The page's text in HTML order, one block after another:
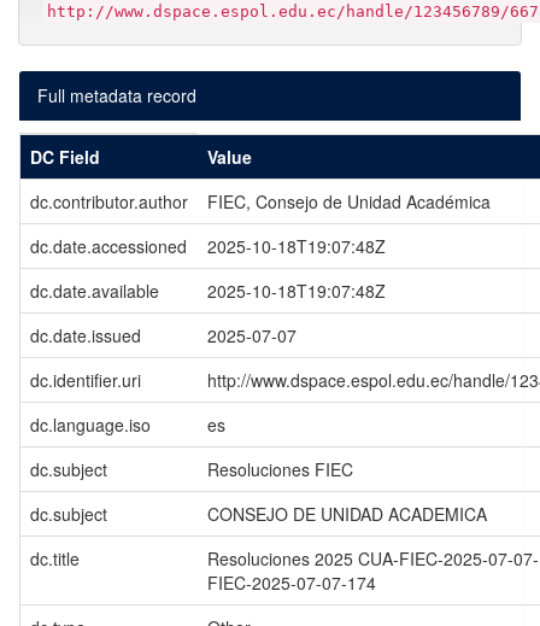
http://www.dspace.espol.edu.ec/handle/123456789/
Full metadata record
DC Field
Value
dc.contributor.author
FIEC, Consejo de Unidad Académica
dc.date.accessioned
2025-10-18T19:07:48Z
dc.date.available
2025-10-18T19:07:48Z
dc.date.issued
2025-07-07
dc.identifier.uri
http://www.dspace.espol.edu.ec/handle/
dc.language.iso
es
dc.subject
Resoluciones FIEC
dc.subject
CONSEJO DE UNIDAD ACADEMICA
dc.title
Resoluciones 2025 CUA-FIEC-2025-07-
FIEC-2025-07-07-174